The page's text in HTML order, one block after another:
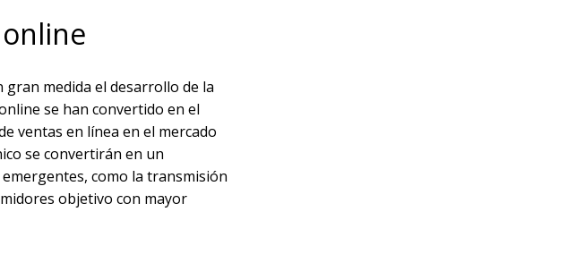
medida el desarrollo de la
se han convertido en el
ventas en línea en el mercado
se convertirán en un
como la transmisión
objetivo con mayor